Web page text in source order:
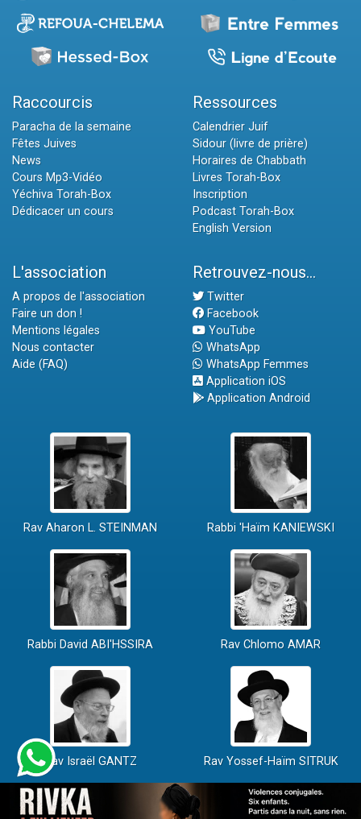
Raccourcis
Paracha de la semaine
Fêtes Juives
News
Cours Mp3-Vidéo
Yéchiva Torah-Box
Dédicacer un cours
Ressources
Calendrier Juif
Sidour (livre de prière)
Horaires de Chabbath
Livres Torah-Box
Inscription
Podcast Torah-Box
English Version
L'association
A propos de l'association
Faire un don !
Mentions légales
Nous contacter
Aide (FAQ)
Retrouvez-nous...
Twitter
Facebook
YouTube
WhatsApp
WhatsApp Femmes
Application iOS
Application Android
Rav Aharon L. STEINMAN Rabbi 'Haïm KANIEWSKI
Rabbi David ABI'HSSIRA Rav Chlomo AMAR
Rav Israël GANTZ Rav Yossef-Haïm SITRUK